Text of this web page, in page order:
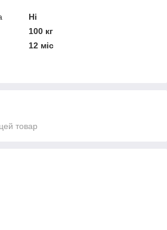
Ні
100 кг
12 міс
товар